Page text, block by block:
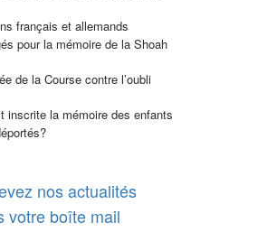
français et allemands
pour la mémoire de la Shoah
de la Course contre l’oubli
inscrite la mémoire des enfants
nos actualités
votre boîte mail